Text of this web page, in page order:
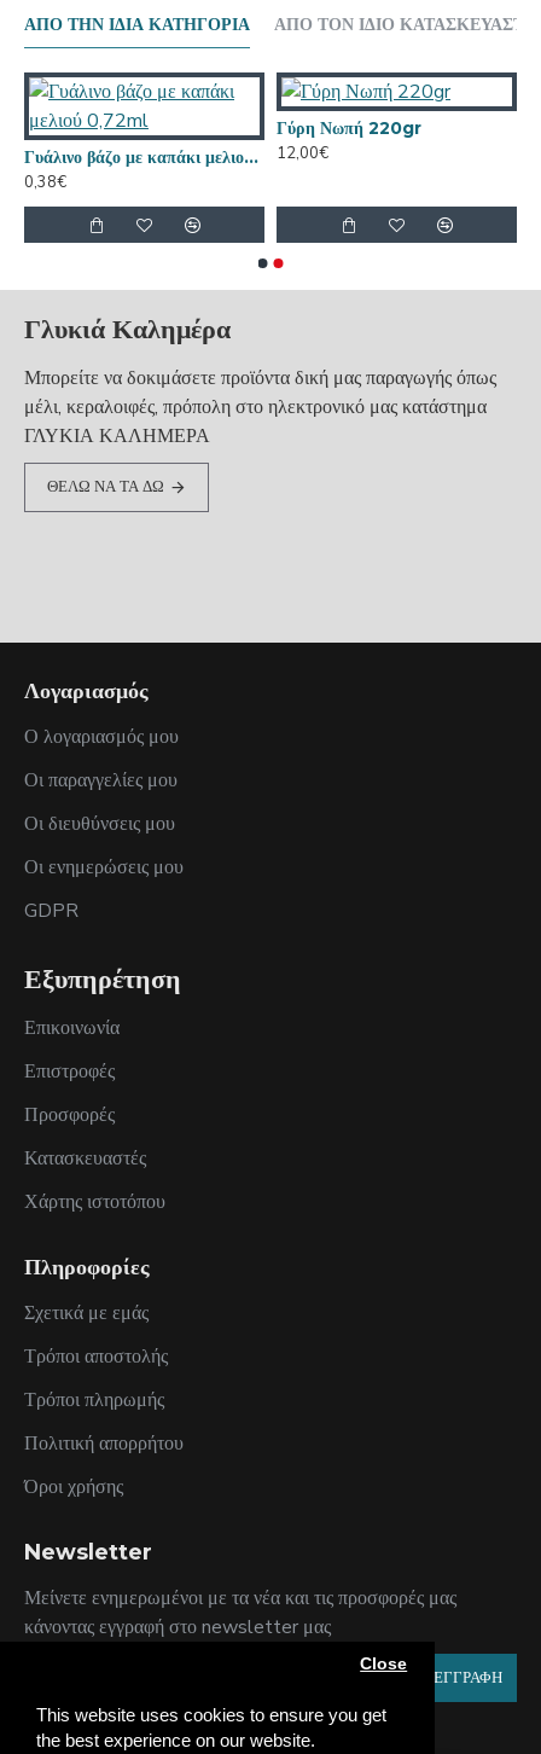
This website uses cookies to ensure you get
the best experience on our website.
Close
ΑΠΟ ΤΗΝ ΙΔΙΑ ΚΑΤΗΓΟΡΙΑ ΑΠΟ ΤΟΝ ΙΔΙΟ ΚΑΤΑΣΚΕΥΑΣΤΗ
Γυάλινο βάζο με καπάκι μελιού 0,72ml
0,38€
Γύρη Νωπή 220gr
12,00€
Γλυκιά Καλημέρα
Μπορείτε να δοκιμάσετε προϊόντα δική μας παραγωγής όπως
μέλι, κεραλοιφές, πρόπολη στο ηλεκτρονικό μας κατάστημα
ΓΛΥΚΙΑ ΚΑΛΗΜΕΡΑ
ΘΕΛΩ ΝΑ ΤΑ ΔΩ
Λογαριασμός
Ο λογαριασμός μου
Οι παραγγελίες μου
Οι διευθύνσεις μου
Οι ενημερώσεις μου
GDPR
Εξυπηρέτηση
Επικοινωνία
Επιστροφές
Προσφορές
Κατασκευαστές
Χάρτης ιστοτόπου
Πληροφορίες
Σχετικά με εμάς
Τρόποι αποστολής
Τρόποι πληρωμής
Πολιτική απορρήτου
Όροι χρήσης
Newsletter
Μείνετε ενημερωμένοι με τα νέα και τις προσφορές μας
κάνοντας εγγραφή στο newsletter μας
ΕΓΓΡΑΦΗ
Έχω διαβάσει και αποδέχομαι τουςΠολιτική Απορρήτου